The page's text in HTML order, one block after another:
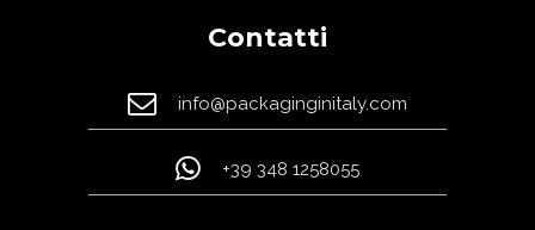
Contatti
info@packaginginitaly.com
+39 348 1258055